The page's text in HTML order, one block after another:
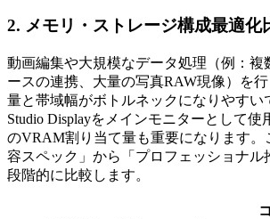
2. メモリ・ストレージ構成最適化
動画編集や大規模なデータ処理（例：複
ースの連携、大量の写真RAW現像）を
量と帯域幅がボトルネックになりやすい
Studio Displayをメインモニターとして使
のVRAM割り当て量も重要になります。
容スペック」から「プロフェッショナル
段階的に比較します。